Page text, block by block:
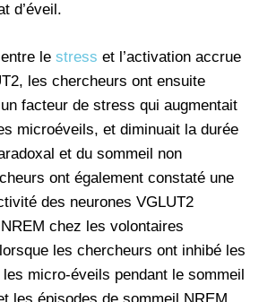
d’éveil.
le stress et l’activation accrue
les chercheurs ont ensuite
facteur de stress qui augmentait
microéveils, et diminuait la durée
et du sommeil non
ont également constaté une
des neurones VGLUT2
chez les volontaires
les chercheurs ont inhibé les
micro-éveils pendant le sommeil